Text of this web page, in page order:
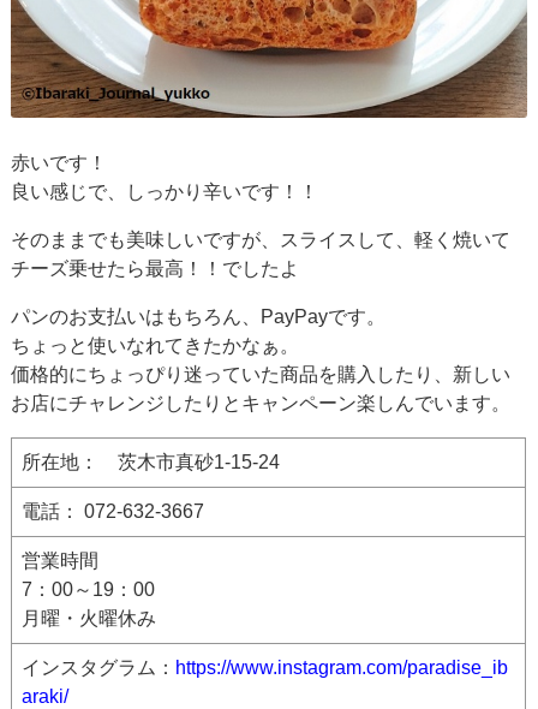
赤いです！
良い感じで、しっかり辛いです！！
そのままでも美味しいですが、スライスして、軽く焼いて
チーズ乗せたら最高！！でしたよ
パンのお支払いはもちろん、PayPayです。
ちょっと使いなれてきたかなぁ。
価格的にちょっぴり迷っていた商品を購入したり、新しい
お店にチャレンジしたりとキャンペーン楽しんでいます。
所在地： 茨木市真砂1-15-24
電話： 072-632-3667
営業時間
7：00～19：00
月曜・火曜休み
インスタグラム： https://www.instagram.com/paradise_ib
araki/